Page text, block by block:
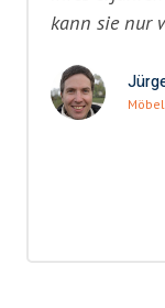
kann sie nur